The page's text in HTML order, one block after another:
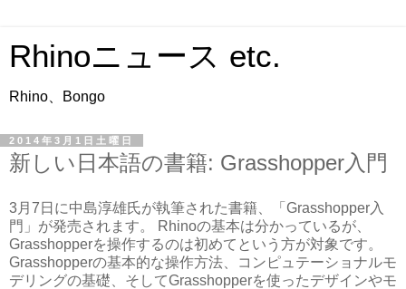
Rhinoニュース etc.
Rhino、Bongo
2014年3月1日土曜日
新しい日本語の書籍: Grasshopper入門
3月7日に中島淳雄氏が執筆された書籍、「Grasshopper入
門」が発売されます。 Rhinoの基本は分かっているが、
Grasshopperを操作するのは初めてという方が対象です。
Grasshopperの基本的な操作方法、コンピュテーショナルモ
デリングの基礎、そしてGrasshopperを使ったデザインやモ